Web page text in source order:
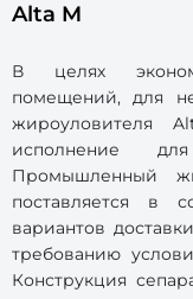
Alta M
В целях
помещений, для
жироуловителя
исполнение
Промышленный
поставляется в
вариантов
требованию
Конструкция